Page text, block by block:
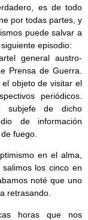
es de todo
por todas partes, y
puede salvar a
episodio:
general austro-
Prensa de Guerra.
objeto de visitar el
periódicos.
subjefe de dicho
de información
fuego.
en el alma,
los cinco en
noté que uno
retrasando.
horas que nos